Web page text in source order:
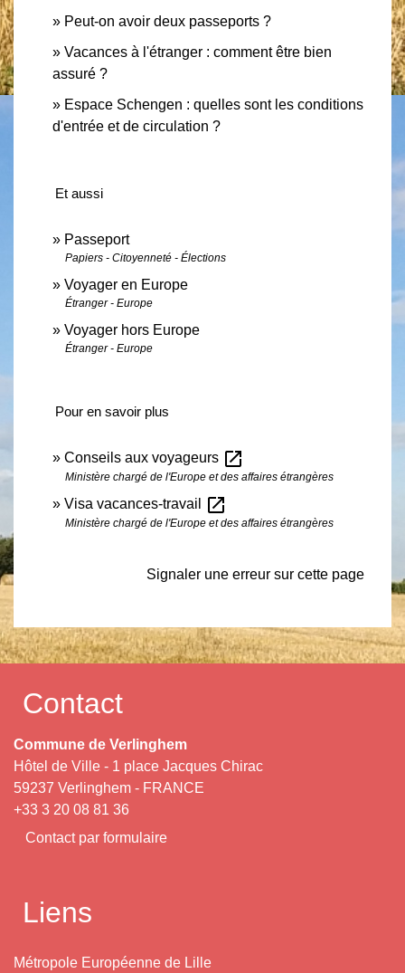
Peut-on avoir deux passeports ?
Vacances à l'étranger : comment être bien
assuré ?
Espace Schengen : quelles sont les conditions
d'entrée et de circulation ?
Et aussi
Passeport
Papiers - Citoyenneté - Élections
Voyager en Europe
Étranger - Europe
Voyager hors Europe
Étranger - Europe
Pour en savoir plus
Conseils aux voyageurs open_in_new
Ministère chargé de l'Europe et des affaires étrangères
Visa vacances-travail open_in_new
Ministère chargé de l'Europe et des affaires étrangères
Signaler une erreur sur cette page
Contact
Commune de Verlinghem
Hôtel de Ville - 1 place Jacques Chirac
59237 Verlinghem - FRANCE
+33 3 20 08 81 36
Contact par formulaire
Liens
Métropole Européenne de Lille